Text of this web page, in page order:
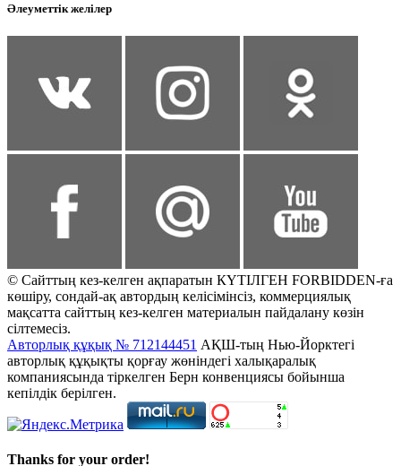
Әлеуметтік желілер
© Сайттың кез-келген ақпаратын КҮТІЛГЕН FORBIDDEN-ға
көшіру, сондай-ақ автордың келісімінсіз, коммерциялық
мақсатта сайттың кез-келген материалын пайдалану көзін
сілтемесіз.
Авторлық құқық № 712144451 АҚШ-тың Нью-Йорктегі
авторлық құқықты қорғау жөніндегі халықаралық
компаниясында тіркелген Берн конвенциясы бойынша
кепілдік берілген.
Thanks for your order!